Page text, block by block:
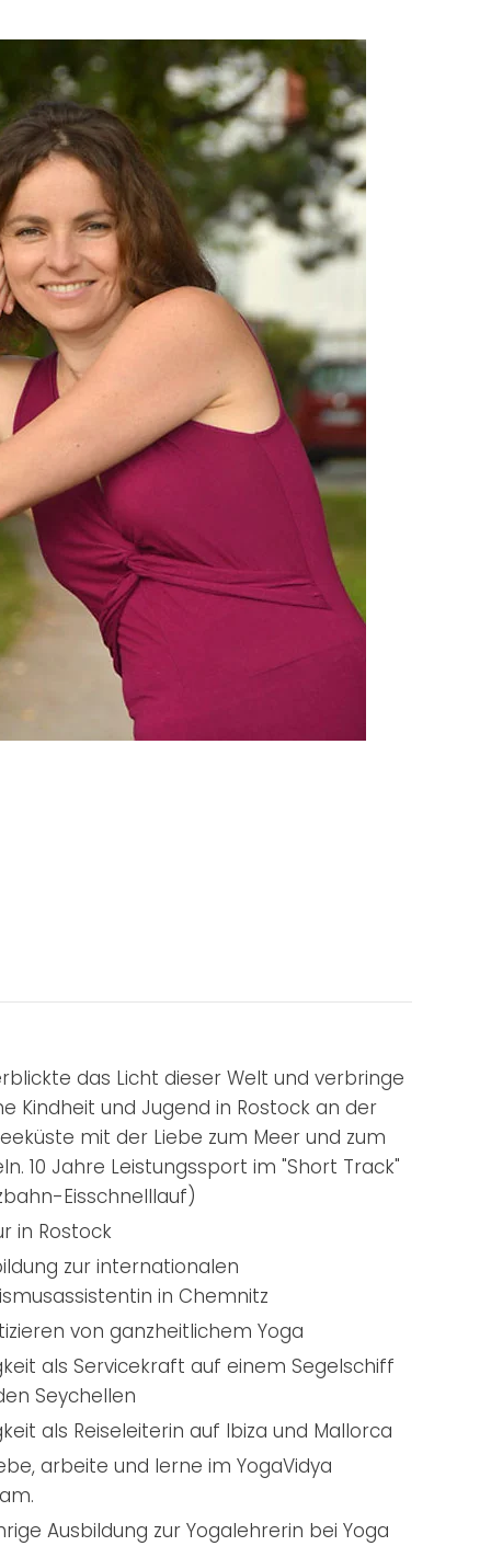
das Licht dieser Welt und verbringe
Kindheit und Jugend in Rostock an der
mit der Liebe zum Meer und zum
10 Jahre Leistungssport im "Short Track"
Eisschnelllauf)
in Rostock
zur internationalen
in Chemnitz
von ganzheitlichem Yoga
als Servicekraft auf einem Segelschiff
Seychellen
als Reiseleiterin auf Ibiza und Mallorca
arbeite und lerne im YogaVidya
Ausbildung zur Yogalehrerin bei Yoga